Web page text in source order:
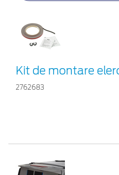
Kit de montare
2762683